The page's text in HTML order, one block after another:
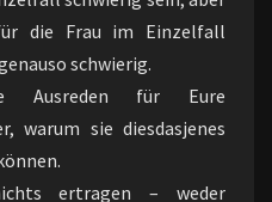
die Frau im Einzelfall
schwierig.
Ausreden für Eure
warum sie diesdasjenes
ertragen – weder